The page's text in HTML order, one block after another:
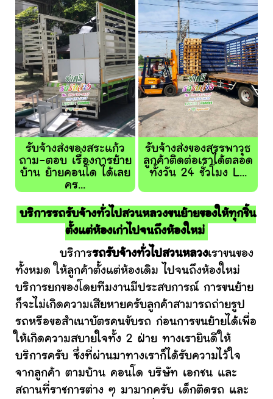
รับจ้างส่งของสระแก้ว
ถาม-ตอบ เรื่องการย้าย
บ้าน ย้ายคอนโด ได้เลย
คร...
รับจ้างส่งของสรรพาวุธ
ลูกค้าติดต่อเราได้ตลอด
ทั้งวัน 24 ชั่วโมง L...
บริการรถรับจ้างทั่วไปสวนหลวงขนย้ายของให้ทุกชิ้น
ตั้งแต่ห้องเก่าไปจนถึงห้องใหม่
บริการรถรับจ้างทั่วไปสวนหลวงเราขนของ
ทั้งหมด ให้ลูกค้าตั้งแต่ห้องเดิม ไปจนถึงห้องใหม่
บริการยกของโดยทีมงานมีประสบการณ์ การขนย้าย
ก็จะไม่เกิดความเสียหายครับลูกค้าสามารถถ่ายรูป
รถหรือขอสำเนาบัตรคนขับรถ ก่อนการขนย้ายได้เพื่อ
ให้เกิดความสบายใจทั้ง 2 ฝ่าย ทางเรายินดีให้
บริการครับ ซึ่งที่ผ่านมาทางเราก็ได้รับความไว้ใจ
จากลูกค้า ตามบ้าน คอนโด บริษัท เอกชน และ
สถานที่ราชการต่าง ๆ มามากครับ เด็กติดรถ และ